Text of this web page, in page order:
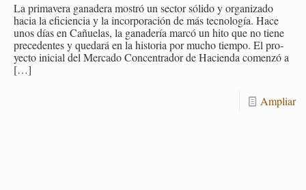
La pri­ma­ve­ra ga­na­de­ra mos­tró un sec­tor só­li­do y or­ga­ni­za­do
hacia la efi­cien­cia y la in­cor­po­ra­ción de más tec­no­lo­gía. Hace
unos días en Ca­ñue­las, la ga­na­de­ría marcó un hito que no tiene
pre­ce­den­tes y que­da­rá en la his­to­ria por mucho tiem­po. El pro­
yec­to ini­cial del Mer­ca­do Con­cen­tra­dor de Ha­cien­da co­men­zó a
[…]
Am­pliar